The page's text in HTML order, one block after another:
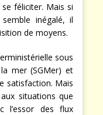
féliciter. Mais si
inégalé, il
de moyens.
sous
mer (SGMer) et
satisfaction. Mais
situations que
l’essor des flux